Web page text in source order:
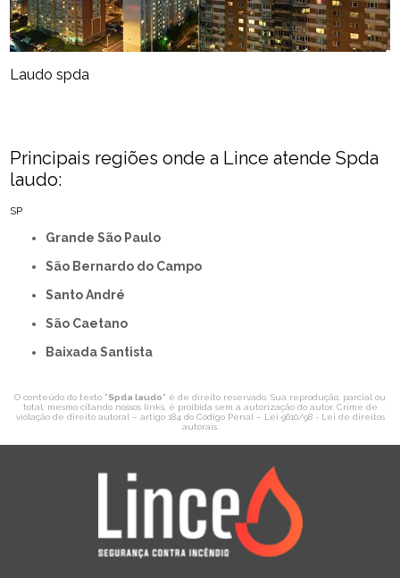
Laudo spda
Principais regiões onde a Lince atende Spda
laudo:
SP
Grande São Paulo
São Bernardo do Campo
Santo André
São Caetano
Baixada Santista
O conteúdo do texto "Spda laudo" é de direito reservado. Sua reprodução, parcial ou
total, mesmo citando nossos links, é proibida sem a autorização do autor. Crime de
violação de direito autoral – artigo 184 do Código Penal – Lei 9610/98 - Lei de direitos
autorais.